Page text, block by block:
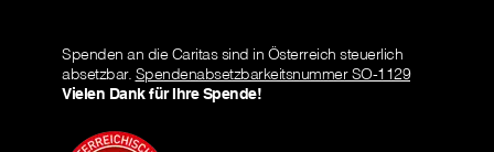
Spenden an die Caritas sind in Österreich steuerlich
absetzbar. Spendenabsetzbarkeitsnummer SO-1129
Vielen Dank für Ihre Spende!